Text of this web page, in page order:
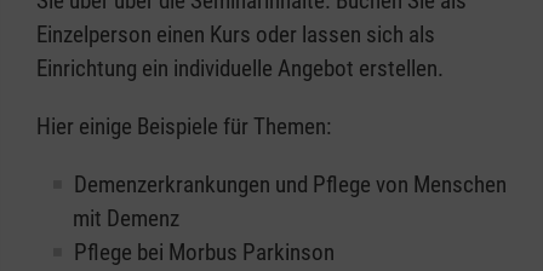
Einzelperson einen Kurs oder lassen sich als
Einrichtung ein individuelle Angebot erstellen.
Hier einige Beispiele für Themen:
Demenzerkrankungen und Pflege von Menschen
mit Demenz
Pflege bei Morbus Parkinson